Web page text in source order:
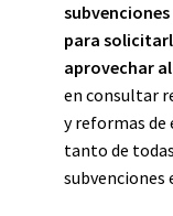
para
aprovechar
en consultar
y reformas
tanto de
subvenciones